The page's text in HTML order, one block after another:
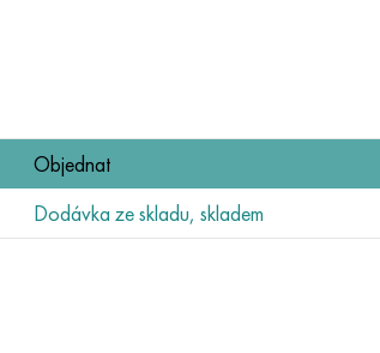
Objednat
Dodávka ze skladu, skladem